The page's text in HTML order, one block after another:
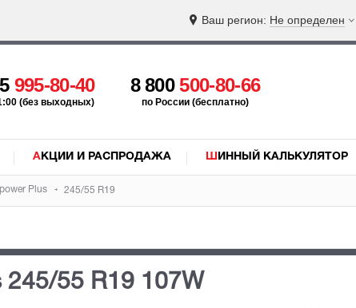
Ваш регион: Не определен
995-80-40
(без выходных)
8 800500-80-66
по России (бесплатно)
АКЦИИ И РАСПРОДАЖА ШИННЫЙ КАЛЬКУЛЯТОР
Plus 245/55 R19
245/55 R19 107W